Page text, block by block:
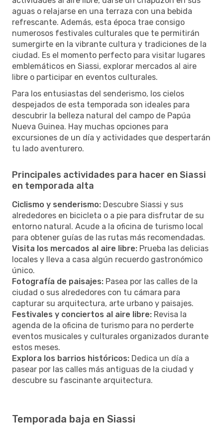
aguas o relajarse en una terraza con una bebida
refrescante. Además, esta época trae consigo
numerosos festivales culturales que te permitirán
sumergirte en la vibrante cultura y tradiciones de la
ciudad. Es el momento perfecto para visitar lugares
emblemáticos en Siassi, explorar mercados al aire
libre o participar en eventos culturales.
Para los entusiastas del senderismo, los cielos
despejados de esta temporada son ideales para
descubrir la belleza natural del campo de Papúa
Nueva Guinea. Hay muchas opciones para
excursiones de un día y actividades que despertarán
tu lado aventurero.
Principales actividades para hacer en Siassi
en temporada alta
Ciclismo y senderismo: Descubre Siassi y sus
alrededores en bicicleta o a pie para disfrutar de su
entorno natural. Acude a la oficina de turismo local
para obtener guías de las rutas más recomendadas.
Visita los mercados al aire libre: Prueba las delicias
locales y lleva a casa algún recuerdo gastronómico
único.
Fotografía de paisajes: Pasea por las calles de la
ciudad o sus alrededores con tu cámara para
capturar su arquitectura, arte urbano y paisajes.
Festivales y conciertos al aire libre: Revisa la
agenda de la oficina de turismo para no perderte
eventos musicales y culturales organizados durante
estos meses.
Explora los barrios históricos: Dedica un día a
pasear por las calles más antiguas de la ciudad y
descubre su fascinante arquitectura.
Temporada baja en Siassi